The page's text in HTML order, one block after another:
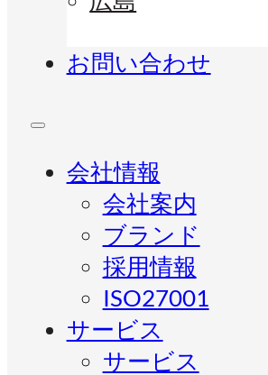
お問い合わせ
会社情報
会社案内
ブランド
採用情報
ISO27001
サービス
サービス